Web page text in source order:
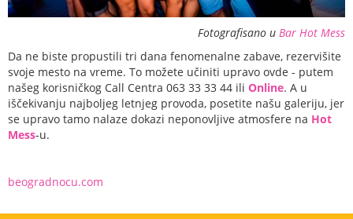
Fotografisano u Bar Hot Mess
Da ne biste propustili tri dana fenomenalne zabave, rezervišite
svoje mesto na vreme. To možete učiniti upravo ovde - putem
našeg korisničkog Call Centra 063 33 33 44 ili Online. A u
iščekivanju najboljeg letnjeg provoda, posetite našu galeriju, jer
se upravo tamo nalaze dokazi neponovljive atmosfere na Hot
Mess-u.
beogradnocu.com